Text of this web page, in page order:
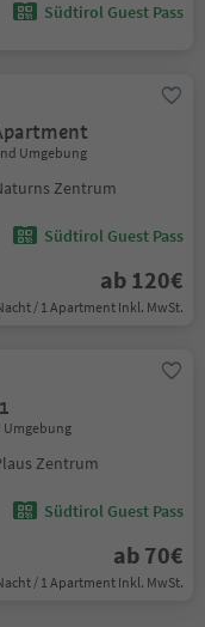
Südtirol Guest Pass
Umgebung
Zentrum
Südtirol Guest Pass
ab 120€
/ 1 Apartment Inkl. MwSt.
Umgebung
Zentrum
Südtirol Guest Pass
ab 70€
/ 1 Apartment Inkl. MwSt.